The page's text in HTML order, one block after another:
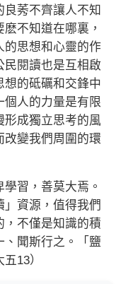
莠不齊讓人不知
不知道在哪裏，
的思想和心靈的作
民閱讀也是互相啟
想的砥礪和交鋒中
個人的力量是有限
形成獨立思考的風
改變我們周圍的環
習，善莫大焉。
」資源，值得我們
，不僅是知識的積
、聞斯行之。「鹽
13）